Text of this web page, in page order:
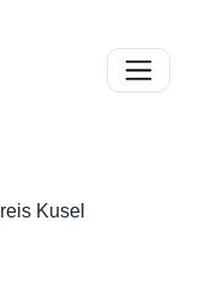
Toggle
Kusel